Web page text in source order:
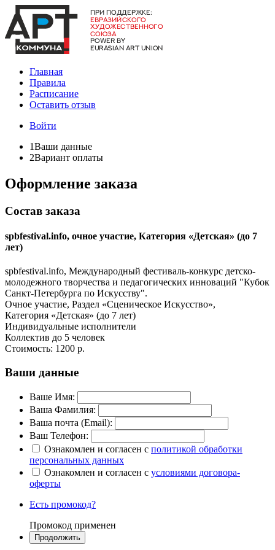
Главная
Правила
Расписание
Оставить отзыв
Войти
1Ваши данные
2Вариант оплаты
Оформление заказа
Состав заказа
spbfestival.info, очное участие, Категория «Детская» (до 7
лет)
spbfestival.info, Международный фестиваль-конкурс детско-
молодежного творчества и педагогических инноваций "Кубок
Санкт-Петербурга по Искусству".
Очное участие, Раздел «Сценическое Искусство»,
Категория «Детская» (до 7 лет)
Индивидуальные исполнители
Коллектив до 5 человек
Стоимость: 1200 р.
Ваши данные
Ваше Имя:
Ваша Фамилия:
Ваша почта (Email):
Ваш Телефон:
Ознакомлен и согласен с политикой обработки
персональных данных
Ознакомлен и согласен с условиями договора-
оферты
Есть промокод?
Промокод применен